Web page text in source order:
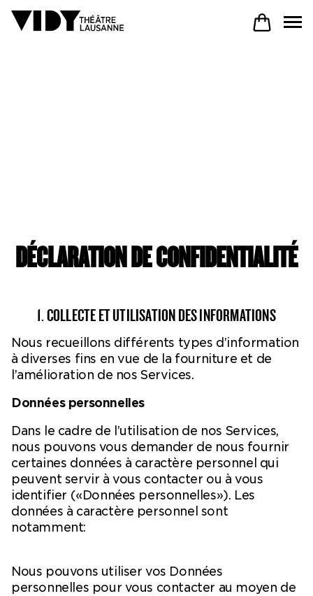
Le Théâtre
Billetterie en ligne
Mon compte
DÉCLARATION DE CONFIDENTIALITÉ
1. COLLECTE ET UTILISATION DES INFORMATIONS
Nous recueillons différents types d’information
à diverses fins en vue de la fourniture et de
l’amélioration de nos Services.
Données personnelles
Dans le cadre de l’utilisation de nos Services,
nous pouvons vous demander de nous fournir
certaines données à caractère personnel qui
peuvent servir à vous contacter ou à vous
identifier («Données personnelles»). Les
données à caractère personnel sont
notamment:
Nous pouvons utiliser vos Données
personnelles pour vous contacter au moyen de